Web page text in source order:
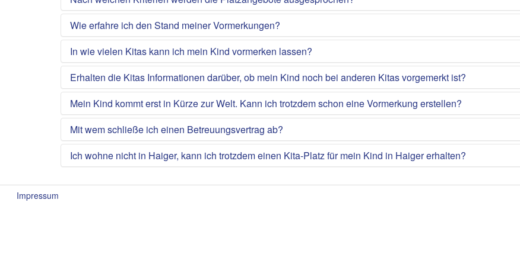
Wie erfahre ich den Stand meiner Vormerkungen?
In wie vielen Kitas kann ich mein Kind vormerken lassen?
Erhalten die Kitas Informationen darüber, ob mein Kind noch bei anderen Kitas vorgemerkt ist?
Mein Kind kommt erst in Kürze zur Welt. Kann ich trotzdem schon eine Vormerkung erstellen?
Mit wem schließe ich einen Betreuungsvertrag ab?
Ich wohne nicht in Haiger, kann ich trotzdem einen Kita-Platz für mein Kind in Haiger erhalten?
Impressum